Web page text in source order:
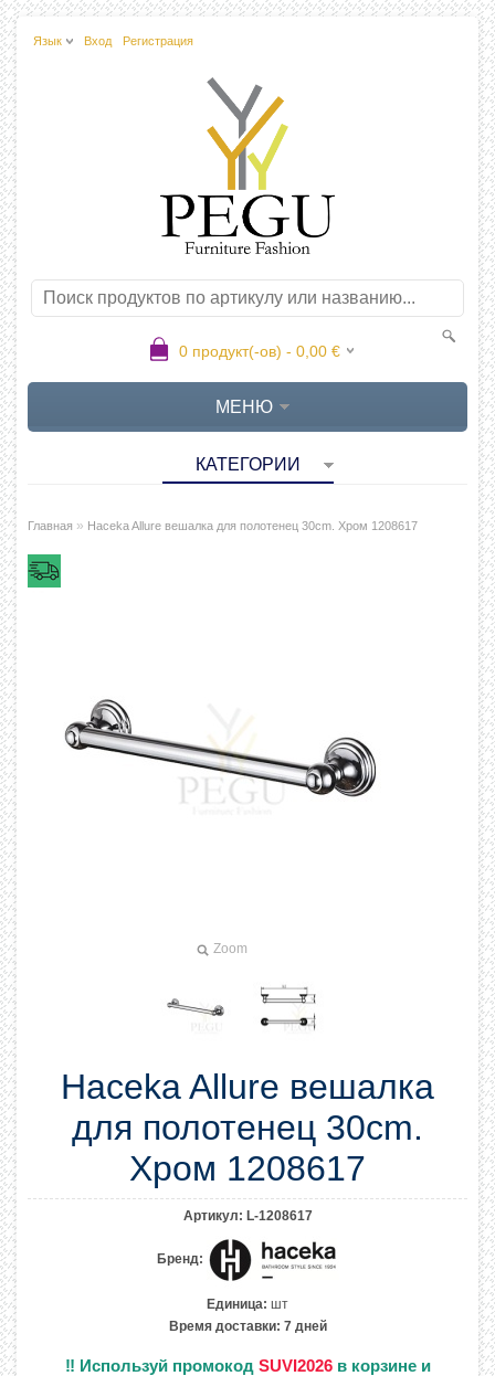
Язык Вход Регистрация
0 продукт(-ов) - 0,00 €
МЕНЮ
КАТЕГОРИИ
Главная » Haceka Allure вешалка для полотенец 30cm. Хром 1208617
Zoom
Haceka Allure вешалка
для полотенец 30cm.
Хром 1208617
Артикул: L-1208617
Бренд:
Единица: шт
Время доставки: 7 дней
‼️ Используй промокод SUVI2026в корзине и